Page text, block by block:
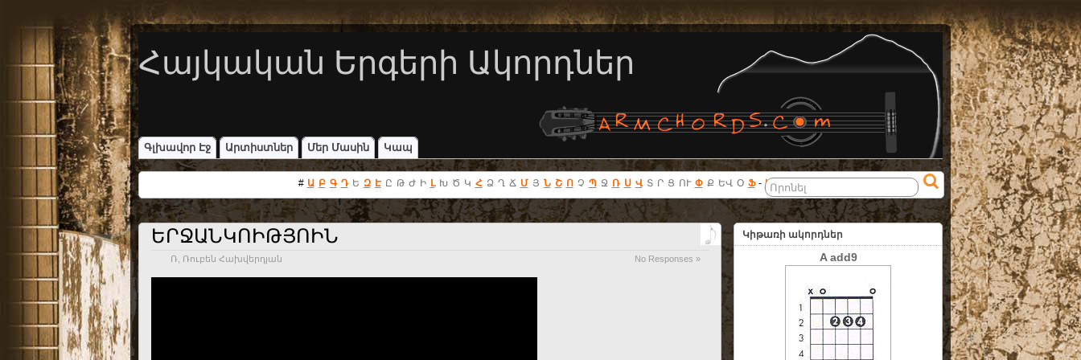
Հայկական Երգերի Ակորդներ
Գլխավոր Էջ Արտիստներ Մեր Մասին Կապ
# Ա Բ Գ Դ Ե Զ Է Ը Թ Ժ Ի Լ Խ Ծ Կ Հ Ձ Ղ Ճ Մ Յ Ն Շ Ո Չ Պ Ջ Ռ Ս Վ Տ Ր Ց ՈՒ Փ Ք ԵՎ Օ Ֆ- ԱՅԼ
ԵՐՋԱՆԿՈԻԹՅՈԻՆ
Ռ Ռուբեն Հախվերդյան No Responses »
Կիթառի ակորդներ
A add9